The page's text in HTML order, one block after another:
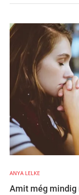
ANYA LELKE
Amit még mindig